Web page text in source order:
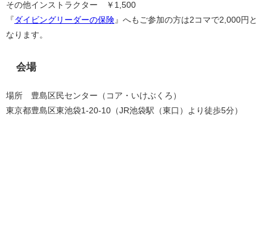
その他インストラクター ￥1,500
『 ダイビングリーダーの保険 』へもご参加の方は2コマで2,000円と
なります。
会場
場所 豊島区民センター（コア・いけぶくろ）
東京都豊島区東池袋1-20-10（JR池袋駅（東口）より徒歩5分）